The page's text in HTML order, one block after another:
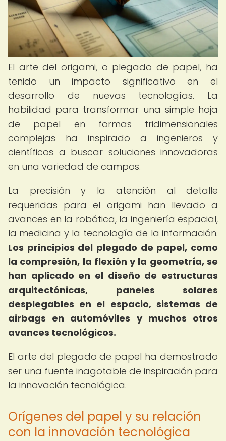
El arte del origami, o plegado de papel, ha
tenido un impacto significativo en el
desarrollo de nuevas tecnologías. La
habilidad para transformar una simple hoja
de papel en formas tridimensionales
complejas ha inspirado a ingenieros y
científicos a buscar soluciones innovadoras
en una variedad de campos.
La precisión y la atención al detalle
requeridas para el origami han llevado a
avances en la robótica, la ingeniería espacial,
la medicina y la tecnología de la información.
Los principios del plegado de papel, como
la compresión, la flexión y la geometría, se
han aplicado en el diseño de estructuras
arquitectónicas, paneles solares
desplegables en el espacio, sistemas de
airbags en automóviles y muchos otros
avances tecnológicos.
El arte del plegado de papel ha demostrado
ser una fuente inagotable de inspiración para
la innovación tecnológica.
Orígenes del papel y su relación
con la innovación tecnológica